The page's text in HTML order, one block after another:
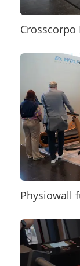
Crosscorpo
Physiowall